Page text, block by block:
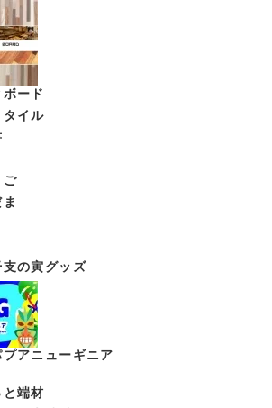
ード
タイル
ご
の寅グッズ
アニューギニア
端材